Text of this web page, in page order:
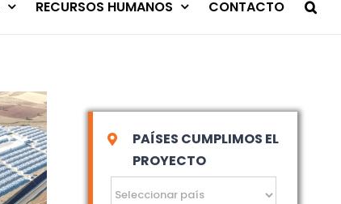
RECURSOS HUMANOS CONTACTO
PAÍSES CUMPLIMOS EL
PROYECTO